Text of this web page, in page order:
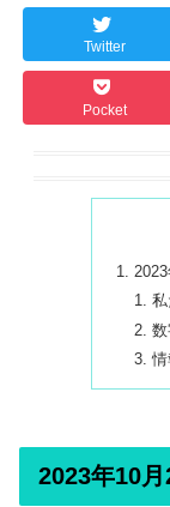
Twitter
Pocket
私
情
2023年10